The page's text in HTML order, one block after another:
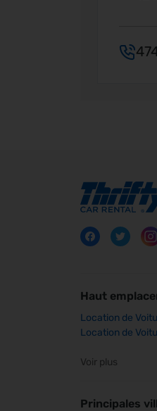
Haut
Location de
Location de
Voir plus
Principales